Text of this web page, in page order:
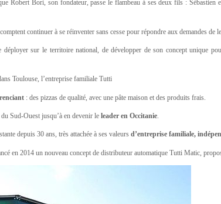
Robert Bori, son fondateur, passe le flambeau à ses deux fils : Sébastien
continuer à se réinventer sans cesse pour répondre aux demandes de
déployer sur le territoire national, de développer de son concept unique
Toulouse, l’entreprise familiale Tutti
: des pizzas de qualité, avec une pâte maison et des produits frais.
Sud-Ouest jusqu’à en devenir le leader en Occitanie.
depuis 30 ans, très attachée à ses valeurs d’entreprise familiale,
en 2014 un nouveau concept de distributeur automatique Tutti Matic,